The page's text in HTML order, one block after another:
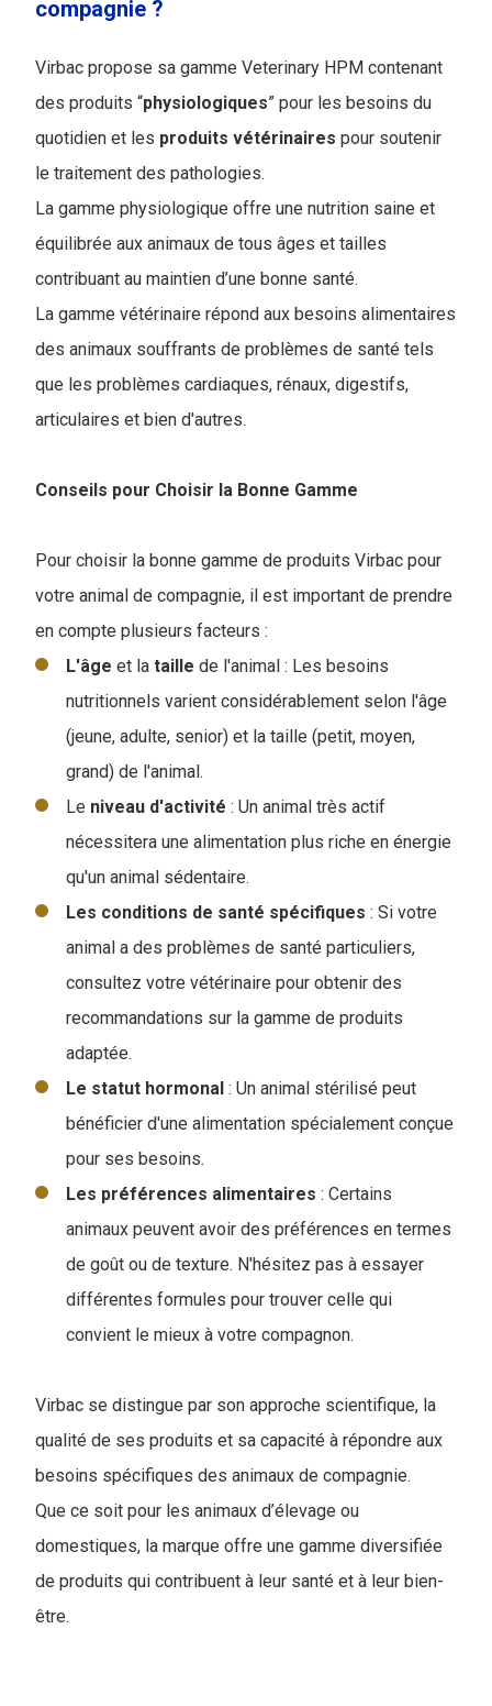
compagnie ?
Virbac propose sa gamme Veterinary HPM contenant
des produits “physiologiques” pour les besoins du
quotidien et les produits vétérinaires pour soutenir
le traitement des pathologies.
La gamme physiologique offre une nutrition saine et
équilibrée aux animaux de tous âges et tailles
contribuant au maintien d’une bonne santé.
La gamme vétérinaire répond aux besoins alimentaires
des animaux souffrants de problèmes de santé tels
que les problèmes cardiaques, rénaux, digestifs,
articulaires et bien d'autres.
Conseils pour Choisir la Bonne Gamme
Pour choisir la bonne gamme de produits Virbac pour
votre animal de compagnie, il est important de prendre
en compte plusieurs facteurs :
L'âge et la taille de l'animal : Les besoins
nutritionnels varient considérablement selon l'âge
(jeune, adulte, senior) et la taille (petit, moyen,
grand) de l'animal.
Le niveau d'activité : Un animal très actif
nécessitera une alimentation plus riche en énergie
qu'un animal sédentaire.
Les conditions de santé spécifiques : Si votre
animal a des problèmes de santé particuliers,
consultez votre vétérinaire pour obtenir des
recommandations sur la gamme de produits
adaptée.
Le statut hormonal : Un animal stérilisé peut
bénéficier d'une alimentation spécialement conçue
pour ses besoins.
Les préférences alimentaires : Certains
animaux peuvent avoir des préférences en termes
de goût ou de texture. N'hésitez pas à essayer
différentes formules pour trouver celle qui
convient le mieux à votre compagnon.
Virbac se distingue par son approche scientifique, la
qualité de ses produits et sa capacité à répondre aux
besoins spécifiques des animaux de compagnie.
Que ce soit pour les animaux d’élevage ou
domestiques, la marque offre une gamme diversifiée
de produits qui contribuent à leur santé et à leur bien-
être.